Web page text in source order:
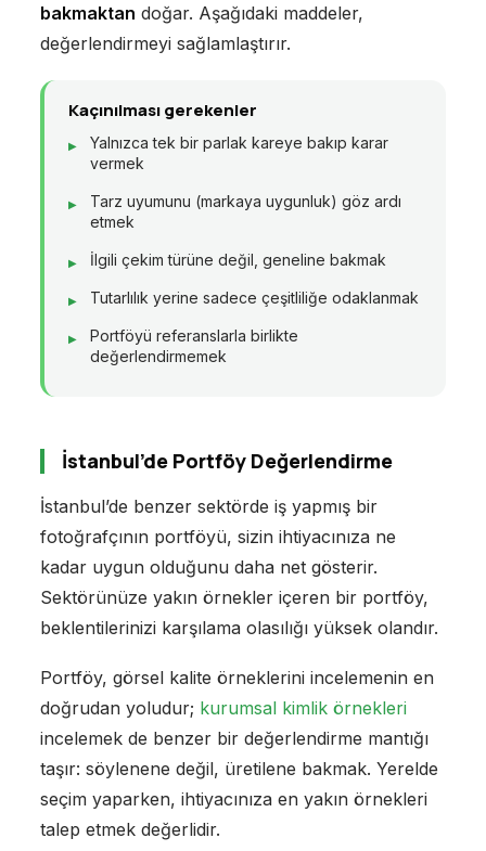
bakmaktan doğar. Aşağıdaki maddeler,
değerlendirmeyi sağlamlaştırır.
Kaçınılması gerekenler
Yalnızca tek bir parlak kareye bakıp karar
vermek
Tarz uyumunu (markaya uygunluk) göz ardı
etmek
İlgili çekim türüne değil, geneline bakmak
Tutarlılık yerine sadece çeşitliliğe odaklanmak
Portföyü referanslarla birlikte
değerlendirmemek
İstanbul’de Portföy Değerlendirme
İstanbul’de benzer sektörde iş yapmış bir
fotoğrafçının portföyü, sizin ihtiyacınıza ne
kadar uygun olduğunu daha net gösterir.
Sektörünüze yakın örnekler içeren bir portföy,
beklentilerinizi karşılama olasılığı yüksek olandır.
Portföy, görsel kalite örneklerini incelemenin en
doğrudan yoludur; kurumsal kimlik örnekleri
incelemek de benzer bir değerlendirme mantığı
taşır: söylenene değil, üretilene bakmak. Yerelde
seçim yaparken, ihtiyacınıza en yakın örnekleri
talep etmek değerlidir.